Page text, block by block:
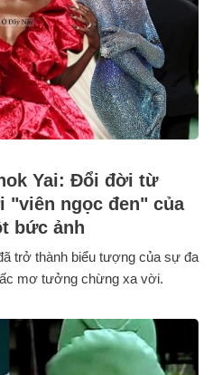
Yai: Đổi đời từ
"viên ngọc đen" của
bức ảnh
trở thành biểu tượng của sự đa
mơ tưởng chừng xa vời.